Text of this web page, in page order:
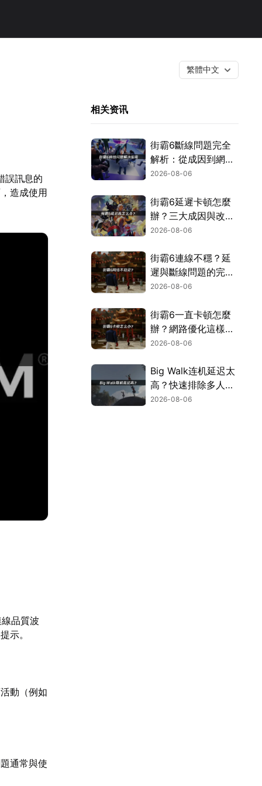
繁體中文
誤訊息的
造成使用
品質波
示。
動（例如
通常與使
相关资讯
街霸6斷線問題完全
解析：從成因到網路
優化的實用攻略！
2026-08-06
街霸6延遲卡頓怎麼
辦？三大成因與改善
對策！
2026-08-06
街霸6連線不穩？延
遲與斷線問題的完整
解決指南！
2026-08-06
街霸6一直卡頓怎麼
辦？網路優化這樣解
決！
2026-08-06
Big Walk连机延迟太
高？快速排除多人游
玩卡顿困扰！
2026-08-06